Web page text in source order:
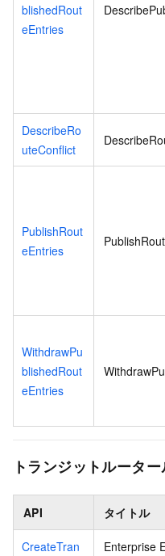
blishedRout
eEntries
DescribeRo
uteConflict
PublishRout
eEntries
WithdrawPu
blishedRout
eEntries
トランジットルータ
API タイトル
CreateTran
Enterprise